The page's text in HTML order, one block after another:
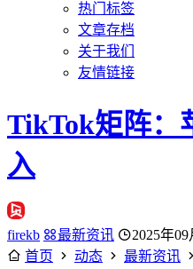
热门标签
文章存档
关于我们
友情链接
TikTok矩阵：
入
firekb 最新资讯 2025年09
首页
动态 最新资讯